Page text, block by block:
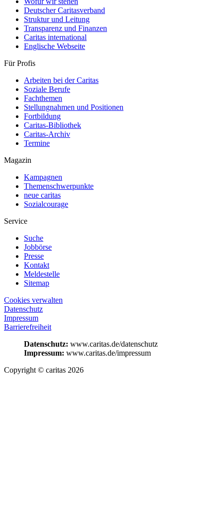
Deutscher Caritasverband
Struktur und Leitung
Transparenz und Finanzen
Caritas international
Englische Webseite
Für Profis
Arbeiten bei der Caritas
Soziale Berufe
Fachthemen
Stellungnahmen und Positionen
Fortbildung
Caritas-Bibliothek
Caritas-Archiv
Termine
Magazin
Kampagnen
Themenschwerpunkte
neue caritas
Sozialcourage
Service
Suche
Jobbörse
Presse
Kontakt
Meldestelle
Sitemap
Cookies verwalten
Datenschutz
Impressum
Barrierefreiheit
Datenschutz: www.caritas.de/datenschutz
Impressum: www.caritas.de/impressum
Copyright © caritas 2026